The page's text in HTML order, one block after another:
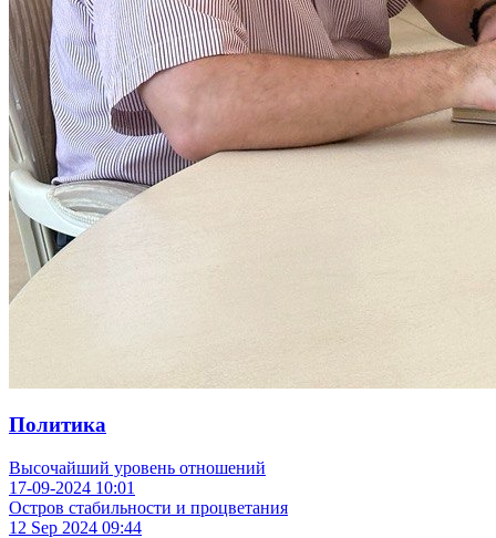
Политика
Высочайший уровень отношений
17-09-2024 10:01
Остров стабильности и процветания
12 Sep 2024 09:44